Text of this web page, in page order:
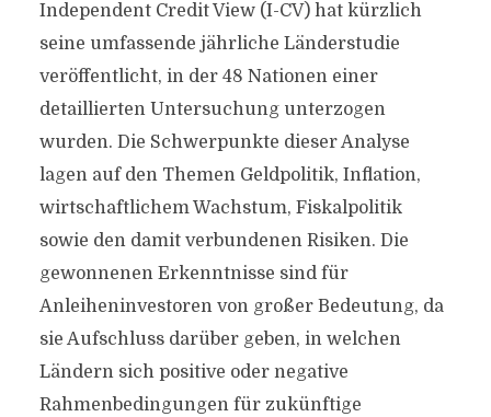
Independent Credit View (I-CV) hat kürzlich
seine umfassende jährliche Länderstudie
veröffentlicht, in der 48 Nationen einer
detaillierten Untersuchung unterzogen
wurden. Die Schwerpunkte dieser Analyse
lagen auf den Themen Geldpolitik, Inflation,
wirtschaftlichem Wachstum, Fiskalpolitik
sowie den damit verbundenen Risiken. Die
gewonnenen Erkenntnisse sind für
Anleiheninvestoren von großer Bedeutung, da
sie Aufschluss darüber geben, in welchen
Ländern sich positive oder negative
Rahmenbedingungen für zukünftige